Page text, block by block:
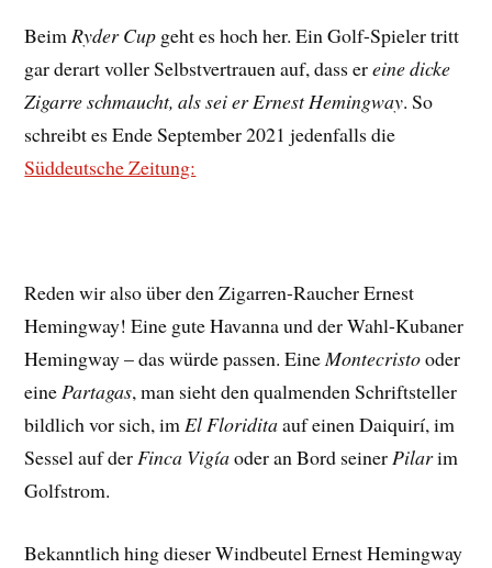
BeimRyder Cup geht es hoch her. Ein Golf-Spieler tritt
gar derart voller Selbstvertrauen auf, dass ereine dicke
Zigarre schmaucht, als sei er Ernest Hemingway. So
schreibt es Ende September 2021 jedenfalls die
Süddeutsche Zeitung:
Reden wir also über den Zigarren-Raucher Ernest
Hemingway! Eine gute Havanna und der Wahl-Kubaner
Hemingway – das würde passen. EineMontecristooder
einePartagas, man sieht den qualmenden Schriftsteller
bildlich vor sich, imEl Floriditaauf einen Daiquirí, im
Sessel auf derFinca Vigíaoder an Bord seinerPilarim
Golfstrom.
Bekanntlich hing dieser Windbeutel Ernest Hemingway